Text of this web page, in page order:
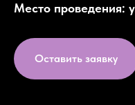
Место проведения:
Оставить заявку